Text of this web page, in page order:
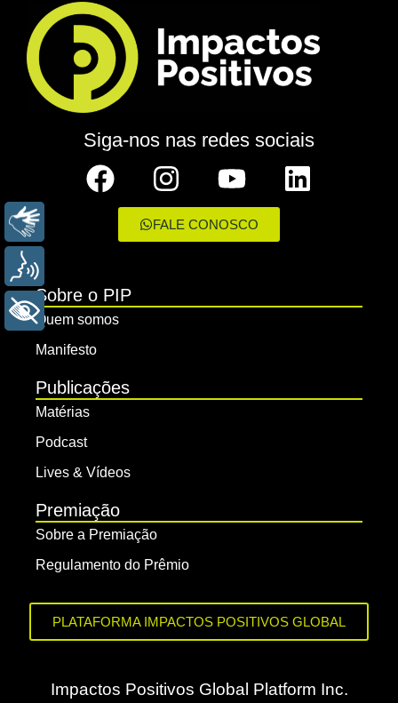
Siga-nos nas redes sociais
FALE CONOSCO
Sobre o PIP
Quem somos
Manifesto
Publicações
Matérias
Podcast
Lives & Vídeos
Premiação
Sobre a Premiação
Regulamento do Prêmio
PLATAFORMA IMPACTOS POSITIVOS GLOBAL
Impactos Positivos Global Platform Inc.
+ ACESSIBILIDADE